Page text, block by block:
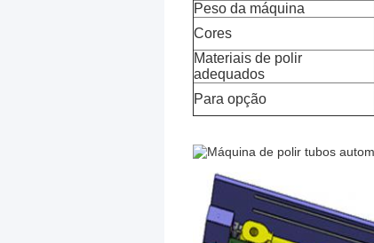
Peso da máquina
Cores
Materiais de polir
adequados
Para opção